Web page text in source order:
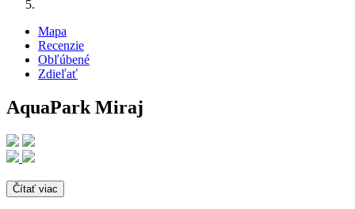
Mapa
Recenzie
Obľúbené
Zdieľať
AquaPark Miraj
Čítať viac